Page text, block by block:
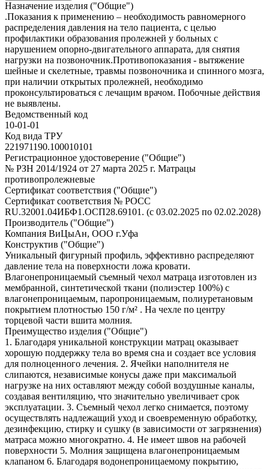
Назначение изделия ("Общие")
.Показания к применению – необходимость равномерного
распределения давления на тело пациента, с целью
профилактики образования пролежней у больных с
нарушением опорно-двигательного аппарата, для снятия
нагрузки на позвоночник.Противопоказания - вытяжение
шейные и скелетные, травмы позвоночника и спинного мозга,
при наличии открытых пролежней, необходимо
проконсультироваться с лечащим врачом. Побочные действия
не выявлены.
Ведомственный код
10-01-01
Код вида ТРУ
221971190.100010101
Регистрационное удостоверение ("Общие")
№ РЗН 2014/1924 от 27 марта 2025 г. Матрацы
противопролежневые
Сертификат соответствия ("Общие")
Сертификат соответствия № РОСС
RU.32001.04ИБФ1.ОСП28.69101. (с 03.02.2025 по 02.02.2028)
Производитель ("Общие")
Компания ВиЦыАн, ООО г.Уфа
Конструктив ("Общие")
Уникальный фигурный профиль, эффективно распределяют
давление тела на поверхности ложа кровати.
Влагонепроницаемый съемный чехол матраца изготовлен из
мембранной, синтетической ткани (полиэстер 100%) с
влагонепроницаемым, паропроницаемым, полиуретановым
покрытием плотностью 150 г/м² . На чехле по центру
торцевой части вшита молния.
Преимущество изделия ("Общие")
1. Благодаря уникальной конструкции матрац оказывает
хорошую поддержку тела во время сна и создает все условия
для полноценного лечения. 2. Ячейки наполнителя не
слипаются, независимые конусы даже при максимальой
нагрузке на них оставляют между собой воздушные каналы,
создавая вентиляцию, что значительно увеличивает срок
эксплуатации. 3. Съемный чехол легко снимается, поэтому
осуществлять надлежащий уход и своевременную обработку,
дезинфекцию, стирку и сушку (в зависимости от загрязнения)
матраса можно многократно. 4. Не имеет швов на рабочей
поверхности 5. Молния защищена влагонепроницаемым
клапаном 6. Благодаря водонепроницаемому покрытию,